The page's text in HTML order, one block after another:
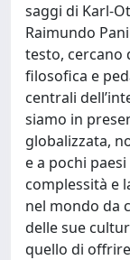
saggi di Karl-
Raimundo
testo, cercano
filosofica e
centrali
siamo in
globalizzata,
e a pochi
complessità e
nel mondo da
delle sue
quello di